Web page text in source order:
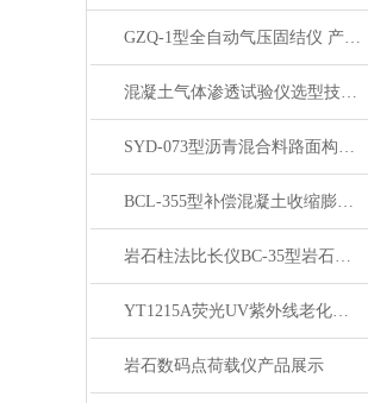
GZQ-1型全自动气压固结仪 产品展示
混凝土气体渗透试验仪选型技术参数
SYD-073型沥青混合料路面构造深度仪产品展示
BCL-355型补偿混凝土收缩膨胀仪 展示
岩石柱法比长仪BC-35型岩石柱法测长仪产品展示
YT1215A荧光UV紫外线老化箱产品简介
岩石数码点荷载仪产品展示